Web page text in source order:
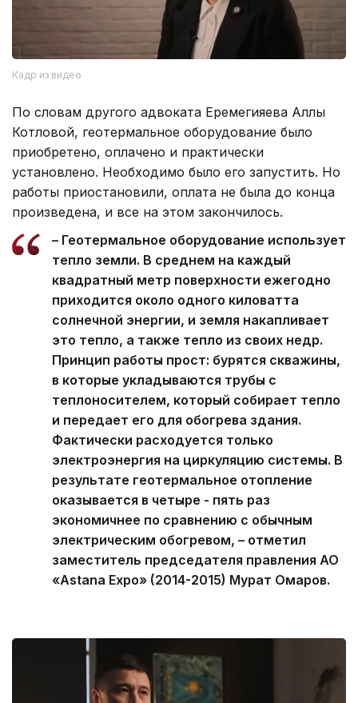
Кадр из видео
По словам другого адвоката Еремегияева Аллы
Котловой, геотермальное оборудование было
приобретено, оплачено и практически
установлено. Необходимо было его запустить. Но
работы приостановили, оплата не была до конца
произведена, и все на этом закончилось.
– Геотермальное оборудование использует
тепло земли. В среднем на каждый
квадратный метр поверхности ежегодно
приходится около одного киловатта
солнечной энергии, и земля накапливает
это тепло, а также тепло из своих недр.
Принцип работы прост: бурятся скважины,
в которые укладываются трубы с
теплоносителем, который собирает тепло
и передает его для обогрева здания.
Фактически расходуется только
электроэнергия на циркуляцию системы. В
результате геотермальное отопление
оказывается в четыре - пять раз
экономичнее по сравнению с обычным
электрическим обогревом, – отметил
заместитель председателя правления АО
«Astana Expo» (2014-2015) Мурат Омаров.